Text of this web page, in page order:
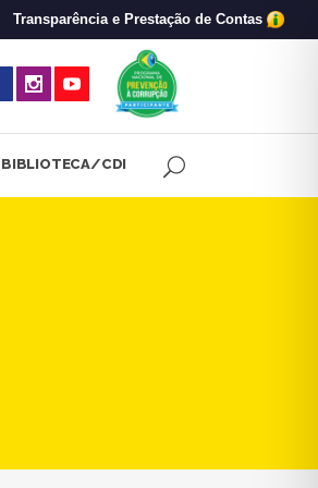
Transparência e Prestação de Contas
BIBLIOTECA/CDI
e